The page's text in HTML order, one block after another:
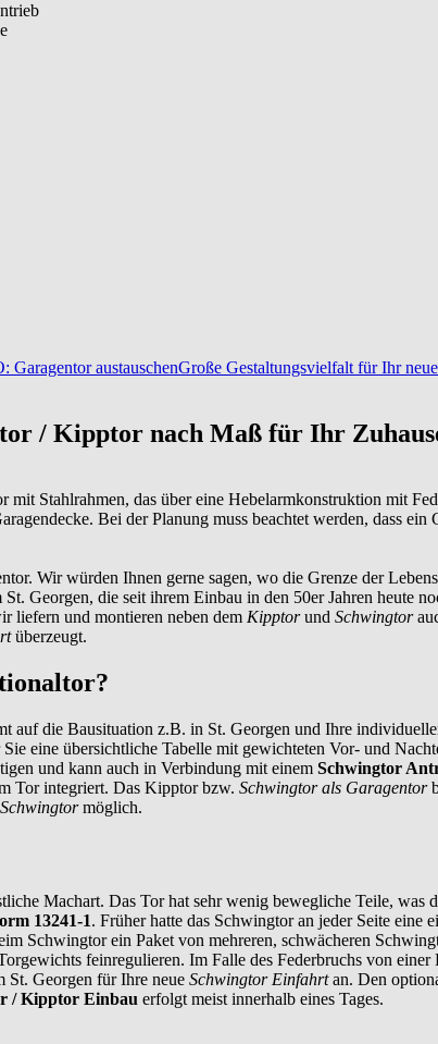
Garagentor austauschenGroße Gestaltungsvielfalt für Ihr
/ Kipptor nach Maß für Ihr
mit Stahlrahmen, das über eine Hebelarmkonstruktion mit
Bei der Planung muss beachtet werden, dass
Wir würden Ihnen gerne sagen, wo die Grenze der
St. Georgen, die seit ihrem Einbau in den 50er Jahren heute
liefern und montieren neben dem Kipptorund Schwingtor
überzeugt.
auf die Bausituation z.B. in St. Georgen und Ihre
eine übersichtliche Tabelle mit gewichteten Vor- und
und kann auch in Verbindung mit einem Schwingtor
Tor integriert. Das Kipptor bzw. Schwingtor als Garagentor
möglich.
Machart. Das Tor hat sehr wenig bewegliche Teile, was
13241-1. Früher hatte das Schwingtor an jeder Seite eine
Schwingtor ein Paket von mehreren, schwächeren
feinregulieren. Im Falle des Federbruchs von
St. Georgen für Ihre neue Schwingtor Einfahrtan. Den
/ Kipptor Einbau erfolgt meist innerhalb eines Tages.